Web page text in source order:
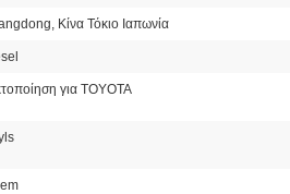
Κίνα Τόκιο Ιαπωνία
για TOYOTA